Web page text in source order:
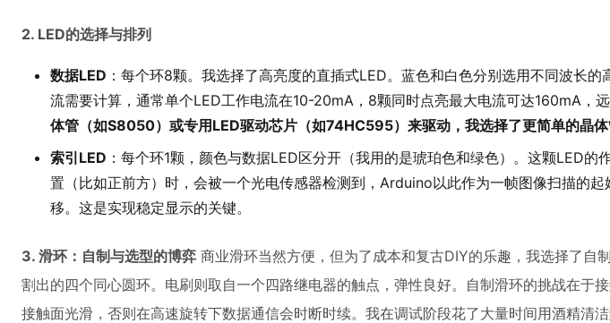
2. LED的选择与排列
数据LED ：每个环8颗。我选择了高亮度的直插式LED。蓝色和白色分别选用不同波长
流需要计算，通常单个LED工作电流在10-20mA，8颗同时点亮最大电流可达160mA，远
体管（如S8050）或专用LED驱动芯片（如74HC595）来驱动，我选择了更简单的晶体
索引LED ：每个环1颗，颜色与数据LED区分开（我用的是琥珀色和绿色）。这颗LED的
置（比如正前方）时，会被一个光电传感器检测到，Arduino以此作为一帧图像扫描的
移。这是实现稳定显示的关键。
3. 滑环：自制与选型的博弈 商业滑环当然方便，但为了成本和复古DIY的乐趣，我选择了自
割出的四个同心圆环。电刷则取自一个四路继电器的触点，弹性良好。自制滑环的挑战在于
接触面光滑，否则在高速旋转下数据通信会时断时续。我在调试阶段花了大量时间用酒精清洁